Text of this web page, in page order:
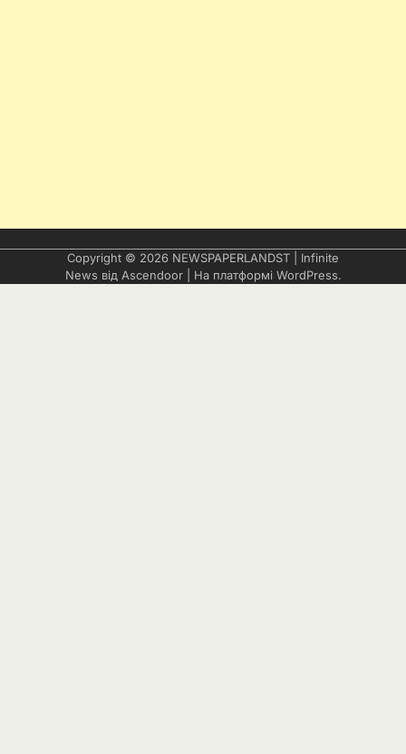
Copyright © 2026 NEWSPAPERLANDST | Infinite
News від Ascendoor| На платформі WordPress.